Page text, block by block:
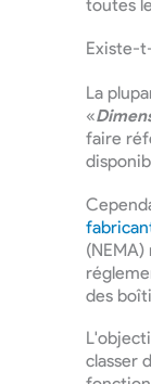
toutes
Existe-
La
«
faire
(NEMA)
des
classer